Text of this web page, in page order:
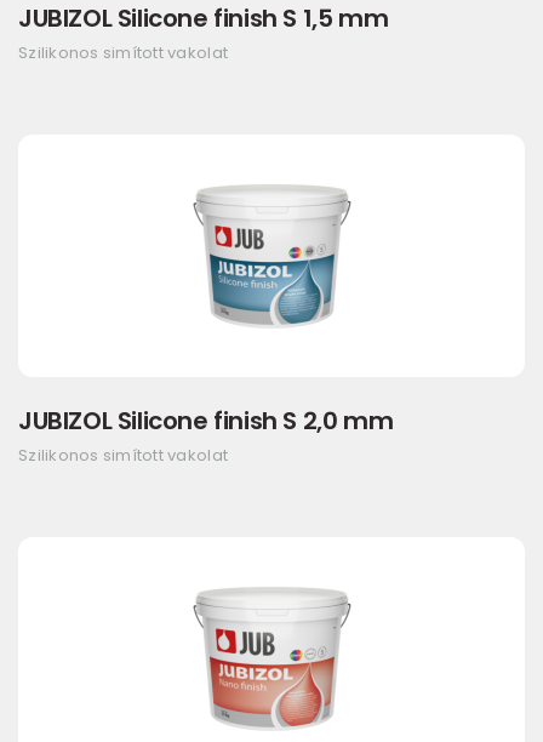
JUBIZOL Silicone finish S 1,5 mm
Szilikonos simított vakolat
JUBIZOL Silicone finish S 2,0 mm
Szilikonos simított vakolat